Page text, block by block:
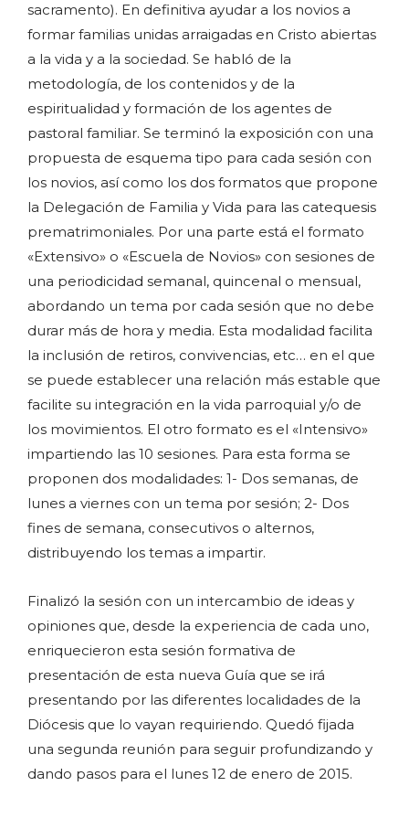
sacramento). En definitiva ayudar a los novios a
formar familias unidas arraigadas en Cristo abiertas
a la vida y a la sociedad. Se habló de la
metodología, de los contenidos y de la
espiritualidad y formación de los agentes de
pastoral familiar. Se terminó la exposición con una
propuesta de esquema tipo para cada sesión con
los novios, así como los dos formatos que propone
la Delegación de Familia y Vida para las catequesis
prematrimoniales. Por una parte está el formato
«Extensivo» o «Escuela de Novios» con sesiones de
una periodicidad semanal, quincenal o mensual,
abordando un tema por cada sesión que no debe
durar más de hora y media. Esta modalidad facilita
la inclusión de retiros, convivencias, etc… en el que
se puede establecer una relación más estable que
facilite su integración en la vida parroquial y/o de
los movimientos. El otro formato es el «Intensivo»
impartiendo las 10 sesiones. Para esta forma se
proponen dos modalidades: 1- Dos semanas, de
lunes a viernes con un tema por sesión; 2- Dos
fines de semana, consecutivos o alternos,
distribuyendo los temas a impartir.
Finalizó la sesión con un intercambio de ideas y
opiniones que, desde la experiencia de cada uno,
enriquecieron esta sesión formativa de
presentación de esta nueva Guía que se irá
presentando por las diferentes localidades de la
Diócesis que lo vayan requiriendo. Quedó fijada
una segunda reunión para seguir profundizando y
dando pasos para el lunes 12 de enero de 2015.